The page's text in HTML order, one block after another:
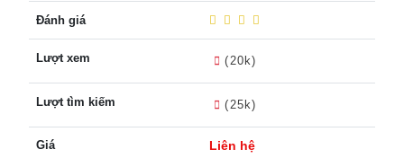
Đánh giá
Lượt xem (20k)
Lượt tìm kiếm (25k)
Giá
Liên hệ